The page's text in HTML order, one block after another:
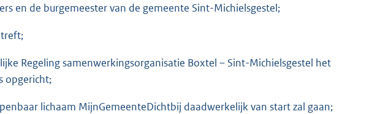
en de burgemeester van de gemeente Sint-Michielsgestel;
Regeling samenwerkingsorganisatie Boxtel – Sint-Michielsgestel het
opgericht;
lichaam MijnGemeenteDichtbij daadwerkelijk van start zal gaan;